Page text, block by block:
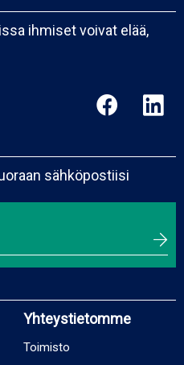
ihmiset voivat elää,
sähköpostiisi
Yhteystietomme
Toimisto